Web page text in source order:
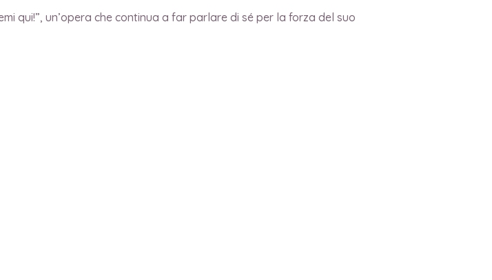
qui!”, un’opera che continua a far parlare di sé per la forza del suo